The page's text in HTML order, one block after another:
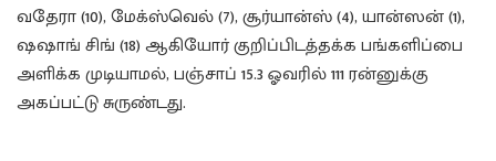
வதேரா (10), மேக்ஸ்வெல் (7), சூர்யான்ஸ் (4), யான்ஸன் (1),
ஷஷாங் சிங் (18) ஆகியோர் குறிப்பிடத்தக்க பங்களிப்பை
அளிக்க முடியாமல், பஞ்சாப் 15.3 ஓவரில் 111 ரன்னுக்கு
அகப்பட்டு சுருண்டது.